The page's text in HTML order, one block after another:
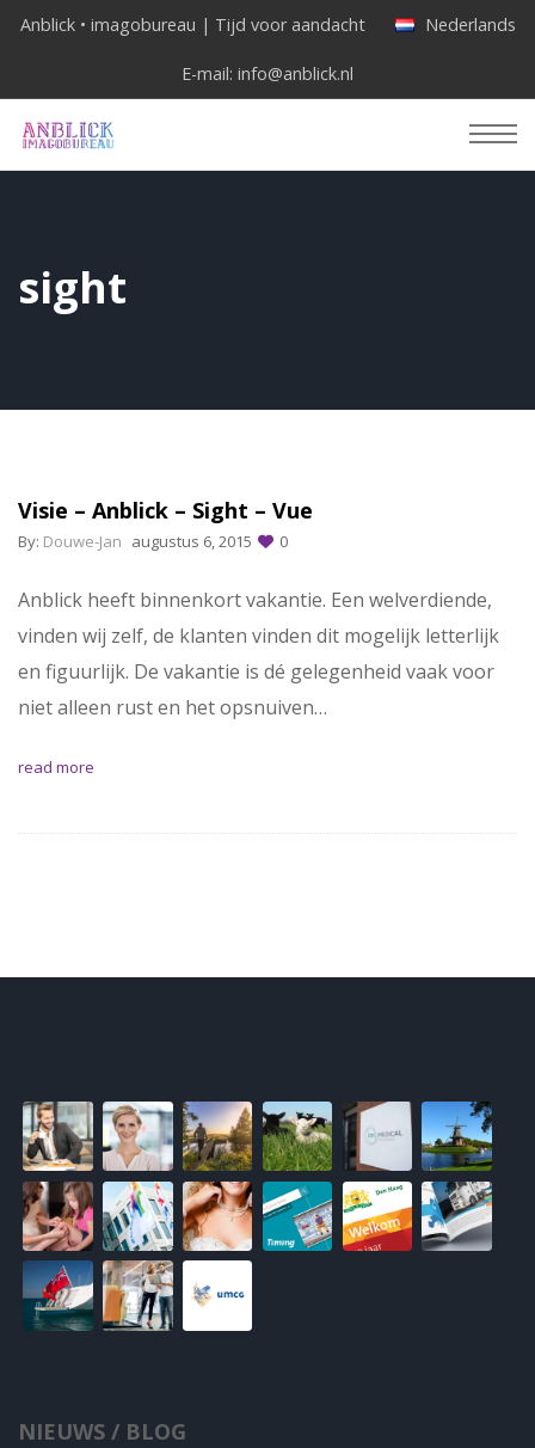
Anblick • imagobureau | Tijd voor aandacht Nederlands
E-mail: info@anblick.nl
sight
Visie – Anblick – Sight – Vue
By: Douwe-Jan augustus 6, 2015 0
Anblick heeft binnenkort vakantie. Een welverdiende,
vinden wij zelf, de klanten vinden dit mogelijk letterlijk
en figuurlijk. De vakantie is dé gelegenheid vaak voor
niet alleen rust en het opsnuiven…
read more
NIEUWS / BLOG